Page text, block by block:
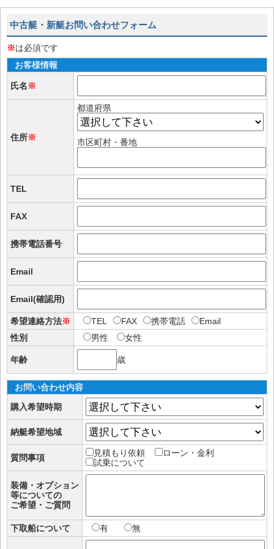
中古艇・新艇お問い合わせフォーム
※は必須です
お客様情報
氏名※
住所※
都道府県
市区町村・番地
TEL
FAX
携帯電話番号
Email
Email(確認用)
希望連絡方法※ TEL FAX 携帯電話
Email
性別
男性 女性
年齢 歳
お問い合わせ内容
購入希望時期
納艇希望地域
質問事項 見積もり依頼
ローン・金利
試乗について
装備・オプション
等についての
ご希望・ご質問
下取船について 有 無